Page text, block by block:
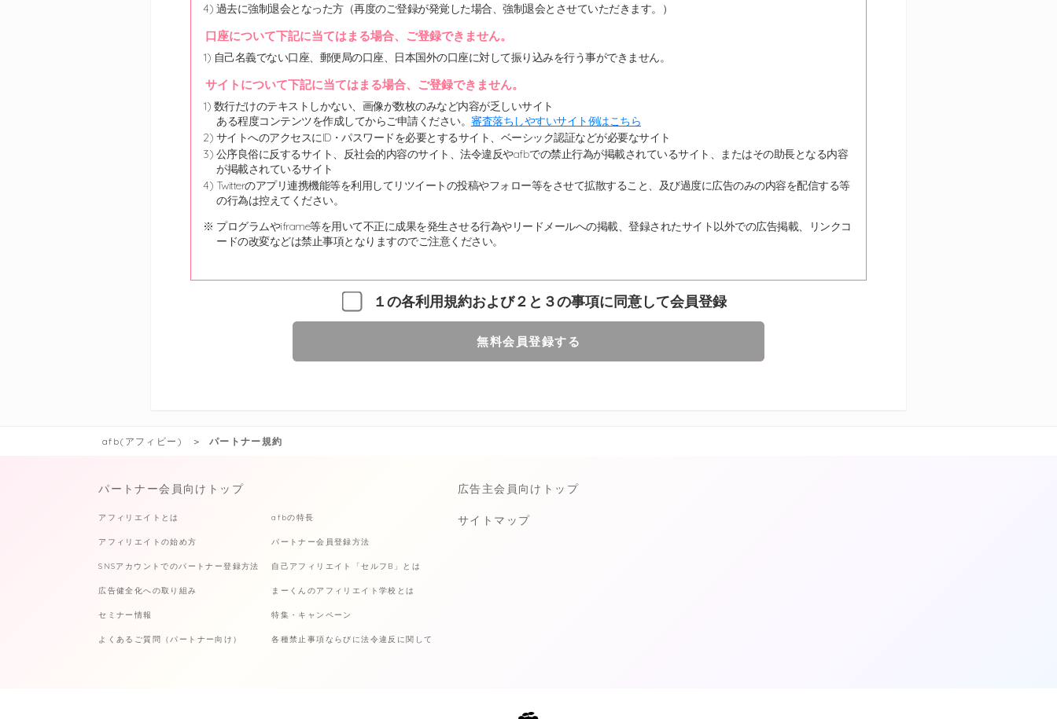
過去に強制退会となった方（再度のご登録が発覚した場合、強制退会とさせていただきます。）
口座について下記に当てはまる場合、ご登録できません。
自己名義でない口座、郵便局の口座、日本国外の口座に対して振り込みを行う事ができません。
サイトについて下記に当てはまる場合、ご登録できません。
数行だけのテキストしかない、画像が数枚のみなど内容が乏しいサイト
ある程度コンテンツを作成してからご申請ください。 審査落ちしやすいサイト例はこちら
サイトへのアクセスにID・パスワードを必要とするサイト、ベーシック認証などが必要なサイト
公序良俗に反するサイト、反社会的内容のサイト、法令違反やafbでの禁止行為が掲載されているサイト、またはその助長となる内容
が掲載されているサイト
Twitterのアプリ連携機能等を利用してリツイートの投稿やフォロー等をさせて拡散すること、及び過度に広告のみの内容を配信する等
の行為は控えてください。
※ プログラムやiframe等を用いて不正に成果を発生させる行為やリードメールへの掲載、登録されたサイト以外での広告掲載、リンクコ
ードの改変などは禁止事項となりますのでご注意ください。
１の各利用規約および２と３の事項に同意して会員登録
無料会員登録する
afb(アフィビー) パートナー規約
パートナー会員向けトップ
アフィリエイトとは afbの特長
アフィリエイトの始め方 パートナー会員登録方法
SNSアカウントでのパートナー登録方法 自己アフィリエイト「セルフB」とは
広告健全化への取り組み まーくんのアフィリエイト学校とは
セミナー情報 特集・キャンペーン
よくあるご質問（パートナー向け） 各種禁止事項ならびに法令違反に関して
広告主会員向けトップ
サイトマップ